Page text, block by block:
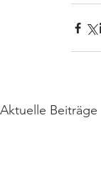
Aktuelle Beiträge